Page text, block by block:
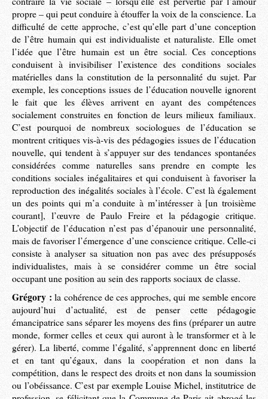
propre – qui peut conduire à étouffer la voix de la conscience. La
difficulté de cette approche, c’est qu’elle part d’une conception
de l’être humain qui est individualiste et naturaliste. Elle omet
l’idée que l’être humain est un être social. Ces conceptions
conduisent à invisibiliser l’existence des conditions sociales
matérielles dans la constitution de la personnalité du sujet. Par
exemple, les conceptions issues de l’éducation nouvelle ignorent
le fait que les élèves arrivent en ayant des compétences
socialement construites en fonction de leurs milieux familiaux.
C’est pourquoi de nombreux sociologues de l’éducation se
montrent critiques vis-à-vis des pédagogies issues de l’éducation
nouvelle, qui tendent à s’appuyer sur des tendances spontanées
considérées comme naturelles sans prendre en compte les
conditions sociales inégalitaires et qui conduisent à favoriser la
reproduction des inégalités sociales à l’école. C’est là également
un des points qui m’a conduite à m’intéresser à [un troisième
courant], l’œuvre de Paulo Freire et la pédagogie critique.
L’objectif de l’éducation n’est pas d’épanouir une personnalité,
mais de favoriser l’émergence d’une conscience critique. Celle-ci
consiste à analyser sa situation non pas avec des présupposés
individualistes, mais à se considérer comme un être social
occupant une position au sein des rapports sociaux de classe.
Grégory : la cohérence de ces approches, qui me semble encore
aujourd’hui d’actualité, est de penser cette pédagogie
émancipatrice sans séparer les moyens des fins (préparer un autre
monde, former celles et ceux qui auront à le transformer et à le
gérer). La liberté, comme l’égalité, s’apprennent donc en liberté
et en tant qu’égaux, dans la coopération et non dans la
compétition, dans le respect des droits et non dans la soumission
ou l’obéissance. C’est par exemple Louise Michel, institutrice de